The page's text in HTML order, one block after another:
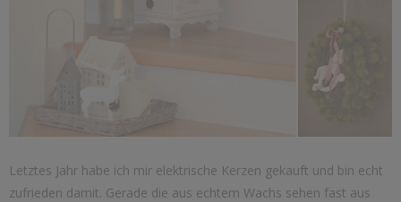
Letztes Jahr habe ich mir elektrische Kerzen gekauft und bin echt
zufrieden damit. Gerade die aus echtem Wachs sehen fast aus